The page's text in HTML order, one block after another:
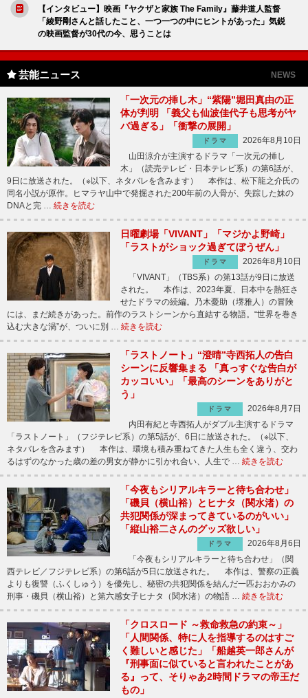
【インタビュー】映画『ヤクザと家族 The Family』藤井道人監督
「綾野剛さんと話したこと、一つ一つの中にヒントがあった」気鋭
の映画監督が30代の今、思うことは
芸能ニュース NEWS
「一次元の挿し木」“紫陽”堀田真由の正
体が判明 「義父も仙波佳代子も思考がヤ
バ過ぎる」「衝撃の展開」
ドラマ
2026年8月10日
山田涼介が主演するドラマ「一次元の挿し
木」（読売テレビ・日本テレビ系）の第6話が、
9日に放送された。（※以下、ネタバレを含みます） 本作は、松下龍之介氏の
同名小説が原作。ヒマラヤ山中で発掘された200年前の人骨が、失踪した妹の
DNAと完 … 続きを読む
日曜劇場「VIVANT」「マジかよ野崎」
「ラストがショック過ぎてぼうぜん」
ドラマ
2026年8月10日
「VIVANT」（TBS系）の第13話が9日に放送
された。 本作は、2023年夏、日本中を熱狂さ
せたドラマの続編。乃木憂助（堺雅人）の冒険
には、まだ続きがあった。前作のラストシーンから直結する物語。“世界を巻き
込む大きな渦”が、ついに別 … 続きを読む
「ラストノート」“澄晴”寺西拓人の告白
シーンに反響集まる 「真っすぐな告白が
カッコいい」「最高のシーンをありがと
う」
ドラマ
2026年8月7日
内田有紀と寺西拓人がダブル主演するドラマ
「ラストノート」（フジテレビ系）の第5話が、6日に放送された。（※以下、
ネタバレを含みます） 本作は、環境も積み重ねてきた人生も全く違う、交わ
るはずのなかった歳の差の男女が静かに引かれ合い、人生で … 続きを読む
「今夜もシリアルキラーと待ち合わせ」
「磯貝（横山裕）とヒナタ（関水渚）の
共犯関係が深まってきているのがいい」
「縦山裕二さんのグッズ欲しい」
ドラマ
2026年8月6日
「今夜もシリアルキラーと待ち合わせ」（関
西テレビ／フジテレビ系）の第6話が5日に放送された。 本作は、警察の正義
よりも復讐（ふくしゅう）を優先し、秘密の共犯関係を結んだ一匹おおかみの
刑事・磯貝（横山裕）と第六感女子ヒナタ（関水渚）の物語 … 続きを読む
「クロスロード ～救命救急の約束～」
「人間関係、特に人を指導するのはすご
く難しいと感じた」「船越英一郎さんが
『刑事面に似ていると言われたことがあ
る』って、そりゃあ2時間ドラマの帝王だ
もの」